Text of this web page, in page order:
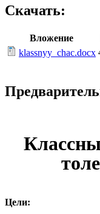
Скачать:
Вложение
klassnyy_chaс.docx
Цели: